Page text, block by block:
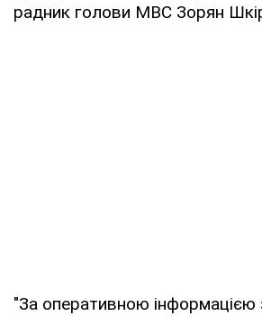
радник голови МВС Зорян
"За оперативною